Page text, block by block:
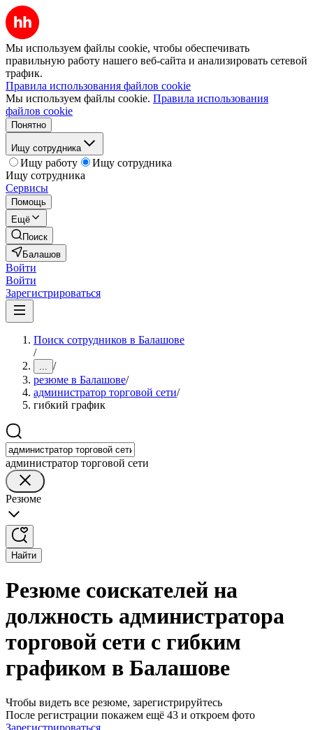
Мы используем файлы cookie, чтобы обеспечивать
правильную работу нашего веб-сайта и анализировать сетевой
трафик.
Правила использования файлов cookie
Мы используем файлы cookie. Правила использования
файлов cookie
Понятно
Ищу сотрудника
Ищу работу
Ищу сотрудника
Ищу сотрудника
Сервисы
Помощь
Ещё
Поиск
Балашов
Войти
Войти
Зарегистрироваться
Поиск сотрудников в Балашове
/
... /
резюме в Балашове/
администратор торговой сети/
гибкий график
администратор торговой сети
Резюме
Найти
Резюме соискателей на
должность администратора
торговой сети с гибким
графиком в Балашове
Чтобы видеть все резюме, зарегистрируйтесь
После регистрации покажем ещё 43 и откроем фото
Зарегистрироваться